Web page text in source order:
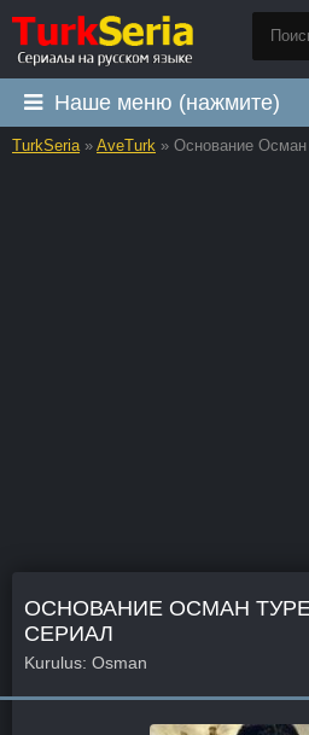
Наше меню (нажмите)
TurkSeria» AveTurk » Основание Осман
ОСНОВАНИЕ ОСМАН
СЕРИАЛ
Kurulus: Osman